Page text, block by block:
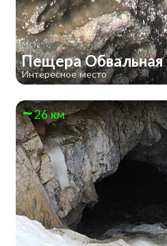
Пещера Обвальная
Интересное место
26 км